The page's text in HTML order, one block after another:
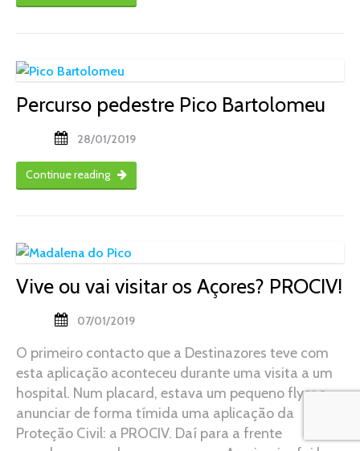
Percurso pedestre Pico Bartolomeu
28/01/2019
Continue reading
Vive ou vai visitar os Açores? PROCIV!
07/01/2019
O primeiro contacto que a Destinazores teve com
esta aplicação aconteceu durante uma visita a um
hospital. Num placard, estava um pequeno flyer a
anunciar de forma tímida uma aplicação da
Proteção Civil: a PROCIV. Daí para a frente